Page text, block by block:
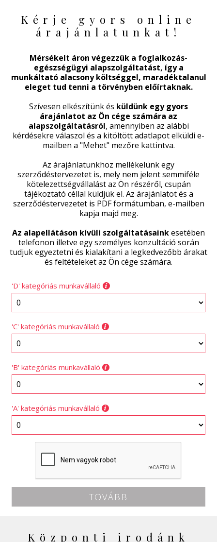
Kérje gyors online
árajánlatunkat!
Mérsékelt áron végezzük a foglalkozás-
egészségügyi alapszolgáltatást, így a
munkáltató alacsony költséggel, maradéktalanul
eleget tud tenni a törvényben előírtaknak.
Szívesen elkészítünk és küldünk egy gyors
árajánlatot az Ön cége számára az
alapszolgáltatásról, amennyiben az alábbi
kérdésekre válaszol és a kitöltött adatlapot elküldi e-
mailben a "Mehet" mezőre kattintva.
Az árajánlatunkhoz mellékelünk egy
szerződéstervezetet is, mely nem jelent semmiféle
kötelezettségvállalást az Ön részéről, csupán
tájékoztató céllal küldjük el. Az árajánlatot és a
szerződéstervezetet is PDF formátumban, e-mailben
kapja majd meg.
Az alapellátáson kívüli szolgáltatásainkesetében
telefonon illetve egy személyes konzultáció során
tudjuk egyeztetni és kialakítani a legkedvezőbb árakat
és feltételeket az Ön cége számára.
'D' kategóriás munkavállaló
'C' kategóriás munkavállaló
'B' kategóriás munkavállaló
'A' kategóriás munkavállaló
Központi irodánk